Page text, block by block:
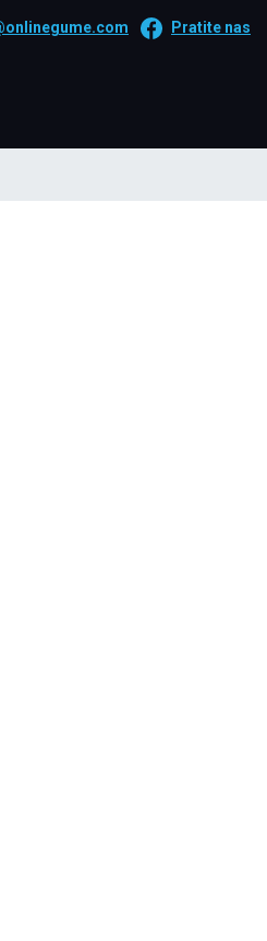
Pratite nas